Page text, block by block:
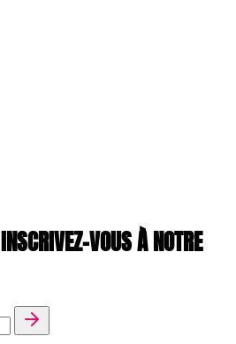
INSCRIVEZ-VOUS À NOTRE